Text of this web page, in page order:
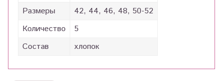
Размеры
42, 44, 46, 48, 50-52
Количество
5
Состав
хлопок